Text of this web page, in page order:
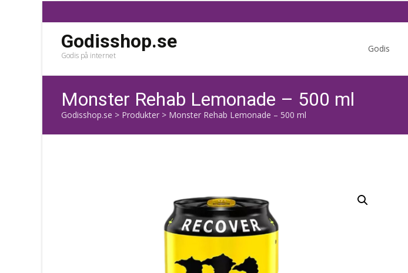
Godisshop.se
Godis på internet
Godis
Monster Rehab Lemonade – 500 ml
Godisshop.se > Produkter > Monster Rehab Lemonade – 500 ml